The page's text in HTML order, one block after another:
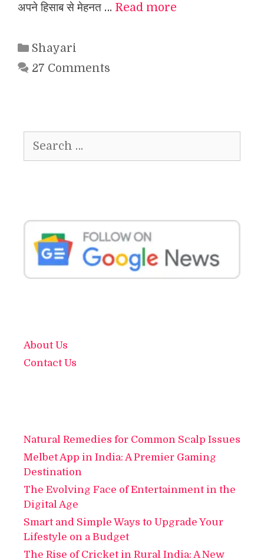
अपने हिसाब से मेहनत … Read more
Categories
Shayari
27 Comments
for:
About Us
Contact Us
Natural Remedies for Common Scalp Issues
Melbet App in India: A Premier Gaming
Destination
The Evolving Face of Entertainment in the
Digital Age
Smart and Simple Ways to Upgrade Your
Lifestyle on a Budget
The Rise of Cricket in Rural India: A New